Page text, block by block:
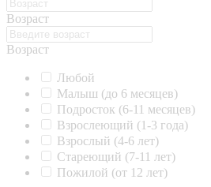
Возраст
Возраст
Любой
Малыш (до 6 месяцев)
Подросток (6-11 месяцев)
Взрослеющий (1-3 года)
Взрослый (4-6 лет)
Стареющий (7-11 лет)
Пожилой (от 12 лет)